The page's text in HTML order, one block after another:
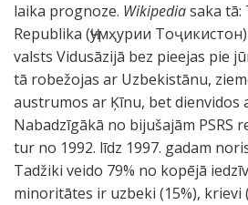
laika prognoze. Wikipediasaka tā:
Republika (Ҷумҳурии
valsts Vidusāzijā bez pieejas pie
tā robežojas ar Uzbekistānu,
austrumos ar Ķīnu, bet dienvidos
Nabadzīgākā no bijušajām PSRS
tur no 1992. līdz 1997. gadam
Tadžiki veido 79% no kopējā
minoritātes ir uzbeki (15%), krievi